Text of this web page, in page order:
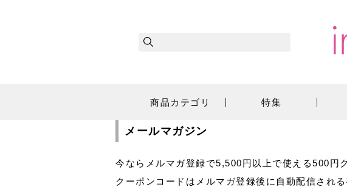
商品カテゴリ 特集
メールマガジン
今ならメルマガ登録で5,500円以上で使える500円
クーポンコードはメルマガ登録後に自動配信され